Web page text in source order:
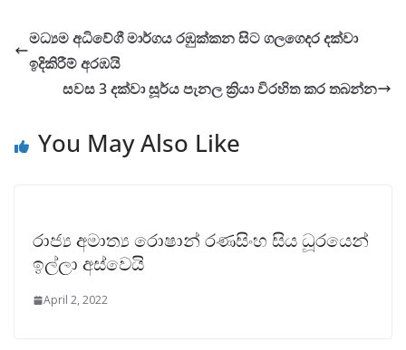
මධ්‍යම අධිවේගී මාර්ගය රඹුක්කන සිට ගලගෙදර දක්වා
ඉදිකිරීම් අරඹයි
සවස 3 දක්වා සූර්ය පැනල ක්‍රියා විරහිත කර තබන්න
You May Also Like
රාජ්‍ය අමාත්‍ය රොෂාන් රණසිංහ සිය ධූරයෙන්
ඉල්ලා අස්වෙයි
April 2, 2022